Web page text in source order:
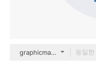
graphicmall color lineal-